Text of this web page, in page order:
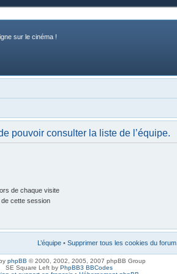
sur le cinéma !
pouvoir consulter la liste de l’équipe.
de chaque visite
cette session
L’équipe • Supprimer tous les cookies du forum
phpBB © 2000, 2002, 2005, 2007 phpBB Group
SE Square Left by PhpBB3 BBCodes